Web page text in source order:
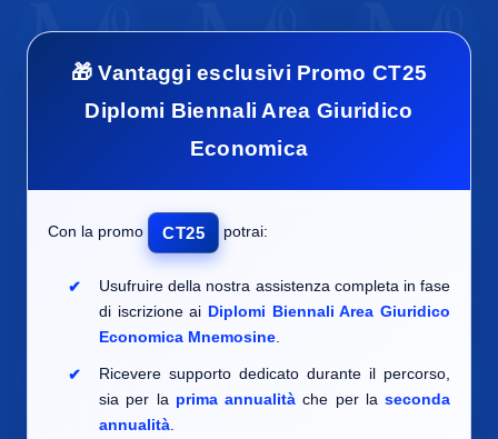
🎁 Vantaggi esclusivi Promo CT25
Diplomi Biennali Area Giuridico
Economica
Con la promo CT25 potrai:
Usufruire della nostra assistenza completa in fase
di iscrizione ai Diplomi Biennali Area Giuridico
Economica Mnemosine
Ricevere supporto dedicato durante il percorso,
sia per la prima annualità che per la seconda
annualità